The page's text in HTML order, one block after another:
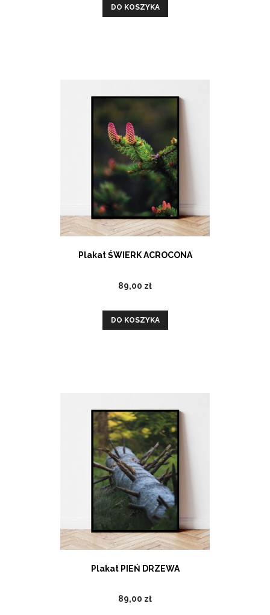
DO KOSZYKA
Plakat ŚWIERK ACROCONA
89,00 zł
DO KOSZYKA
Plakat PIEŃ DRZEWA
89,00 zł